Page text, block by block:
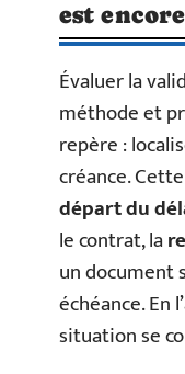
est
Évaluer la
méthode et
repère :
créance.
départ du
le contrat, la
un document
échéance. En
situation se